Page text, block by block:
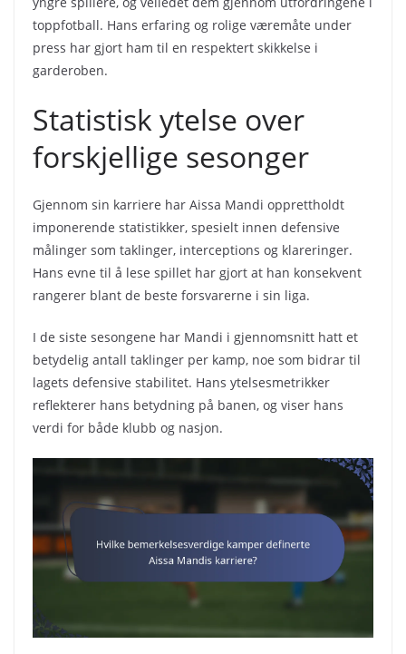
toppfotball. Hans erfaring og rolige væremåte under
press har gjort ham til en respektert skikkelse i
garderoben.
Statistisk ytelse over
forskjellige sesonger
Gjennom sin karriere har Aissa Mandi opprettholdt
imponerende statistikker, spesielt innen defensive
målinger som taklinger, interceptions og klareringer.
Hans evne til å lese spillet har gjort at han konsekvent
rangerer blant de beste forsvarerne i sin liga.
I de siste sesongene har Mandi i gjennomsnitt hatt et
betydelig antall taklinger per kamp, noe som bidrar til
lagets defensive stabilitet. Hans ytelsesmetrikker
reflekterer hans betydning på banen, og viser hans
verdi for både klubb og nasjon.